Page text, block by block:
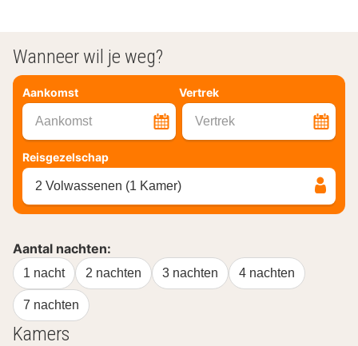
Wanneer wil je weg?
Aankomst Vertrek
Aankomst Vertrek
Reisgezelschap
2 Volwassenen (1 Kamer)
Aantal nachten:
1 nacht 2 nachten 3 nachten 4 nachten
7 nachten
Kamers